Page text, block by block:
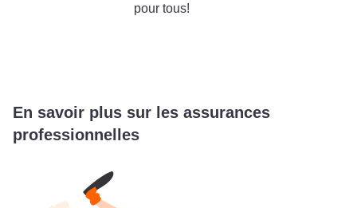
pour tous!
En savoir plus sur les assurances
professionnelles